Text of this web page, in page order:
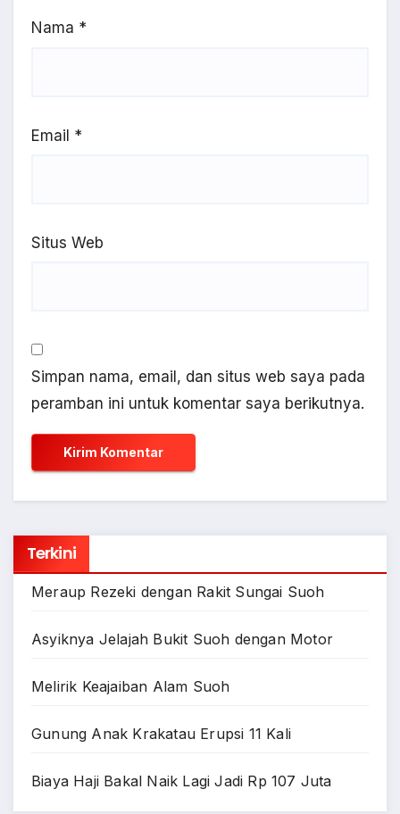
Nama *
Email *
Situs Web
Simpan nama, email, dan situs web saya pada
peramban ini untuk komentar saya berikutnya.
Terkini
Meraup Rezeki dengan Rakit Sungai Suoh
Asyiknya Jelajah Bukit Suoh dengan Motor
Melirik Keajaiban Alam Suoh
Gunung Anak Krakatau Erupsi 11 Kali
Biaya Haji Bakal Naik Lagi Jadi Rp 107 Juta